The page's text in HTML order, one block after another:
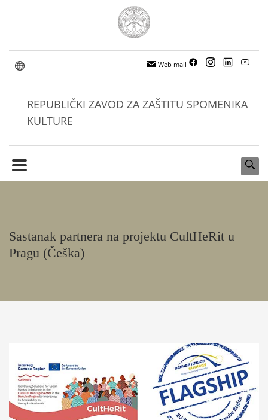
Web mail
REPUBLIČKI ZAVOD ZA ZAŠTITU SPOMENIKA
KULTURE
Sastanak partnera na projektu CultHeRit u
Pragu (Češka)